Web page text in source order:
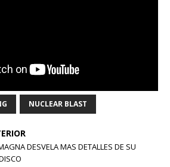
NUCLEAR BLAST
DESVELA MAS DETALLES DE SU